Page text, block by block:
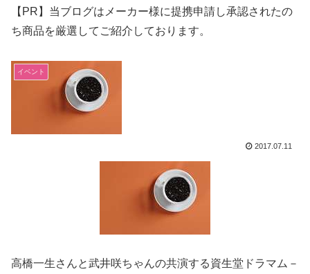
【PR】当ブログはメーカー様に提携申請し承認されたの
ち商品を厳選してご紹介しております。
イベント
2017.07.11
高橋一生さんと武井咲ちゃんの共演する資生堂ドラマム－